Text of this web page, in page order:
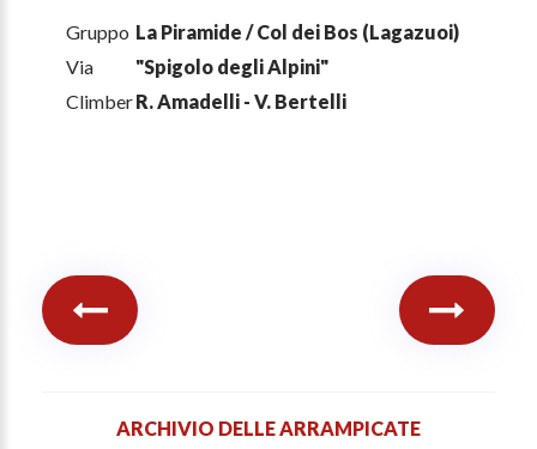
Gruppo La Piramide / Col dei Bos (Lagazuoi)
Via
"Spigolo degli Alpini"
ClimberR. Amadelli - V. Bertelli
ARCHIVIO DELLE ARRAMPICATE